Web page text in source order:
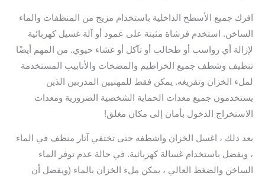
افرك جميع الأسطح الداخلية باستخدام مزيج من المنظفات والماء
الساخن. استخدم فرشاة مثبتة على عمود أو آلة غسيل كهربائية
لإزالة أي رواسب أو طحالب أو تآكل أو غشاء حيوي. من المهم أيضًا
تنظيف وشطف جميع الخراطيم والمضخات والأنابيب المستخدمة
لملء الخزان وتفريغه. يمكن فقط للمهنيين المدربين الذين
يستخدمون جميع معدات الحماية الشخصية الضرورية ومعدات
الاستخراج الدخول بأمان إلى مكان مغلق!
بعد ذلك ، اغسل الخزان واشطفه حتى تختفي آثار منظف في الماء
، ويفضل باستخدام غسالة كهربائية. في حالة عدم توفر الماء
الساخن والضغط العالي ، يمكن ملء الخزان بالماء (ويفضل أن